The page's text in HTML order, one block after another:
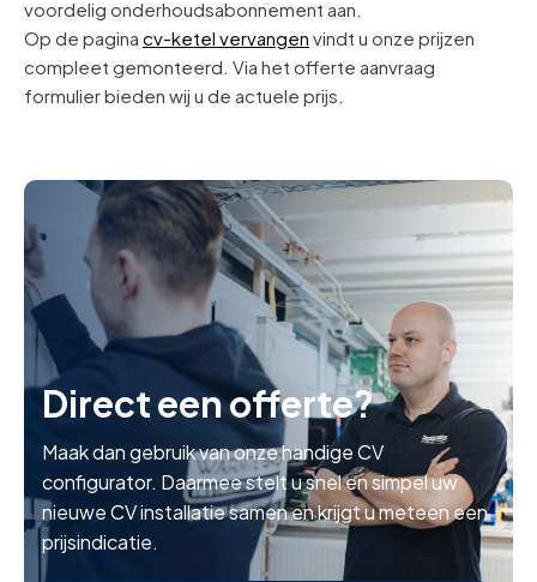
voordelig onderhoudsabonnement aan.
Op de pagina cv-ketel vervangen vindt u onze prijzen
compleet gemonteerd. Via het offerte aanvraag
formulier bieden wij u de actuele prijs.
Direct een offerte?
Maak dan gebruik van onze handige CV
configurator. Daarmee stelt u snel en simpel uw
nieuwe CV installatie samen en krijgt u meteen een
prijsindicatie.